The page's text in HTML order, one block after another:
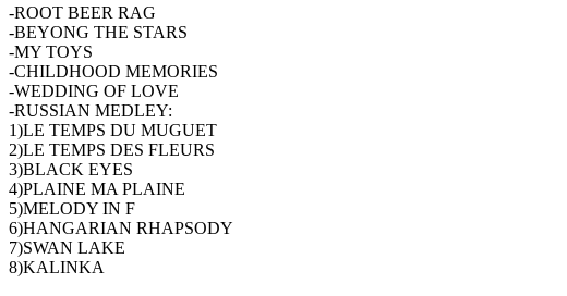
-ROOT BEER RAG
-BEYONG THE STARS
-MY TOYS
-CHILDHOOD MEMORIES
-WEDDING OF LOVE
-RUSSIAN MEDLEY:
1)LE TEMPS DU MUGUET
2)LE TEMPS DES FLEURS
3)BLACK EYES
4)PLAINE MA PLAINE
5)MELODY IN F
6)HANGARIAN RHAPSODY
7)SWAN LAKE
8)KALINKA